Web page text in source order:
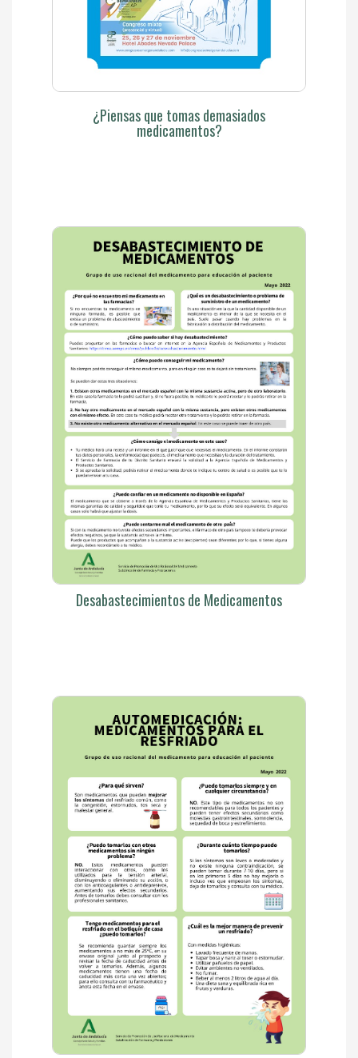
¿Piensas que tomas demasiados
medicamentos?
Desabastecimientos de Medicamentos